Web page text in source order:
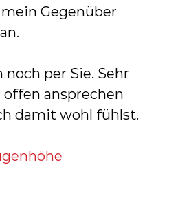
Gegenüber
per Sie. Sehr
ansprechen
damit wohl fühlst.